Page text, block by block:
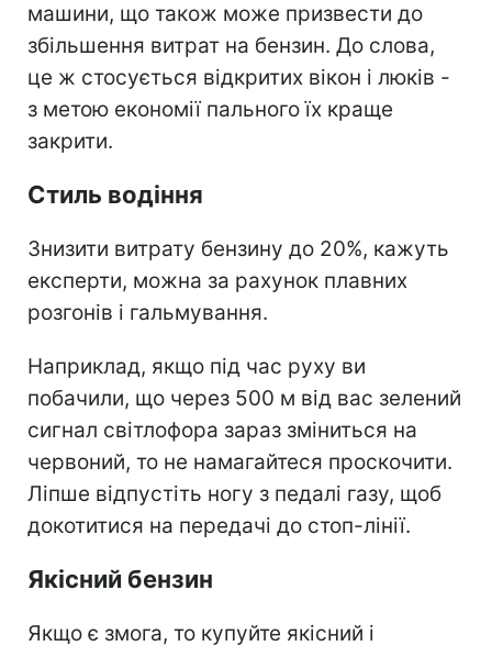
машини, що також може призвести до
збільшення витрат на бензин. До слова,
це ж стосується відкритих вікон і люків -
з метою економії пального їх краще
закрити.
Стиль водіння
Знизити витрату бензину до 20%, кажуть
експерти, можна за рахунок плавних
розгонів і гальмування.
Наприклад, якщо під час руху ви
побачили, що через 500 м від вас зелений
сигнал світлофора зараз зміниться на
червоний, то не намагайтеся проскочити.
Ліпше відпустіть ногу з педалі газу, щоб
докотитися на передачі до стоп-лінії.
Якісний бензин
Якщо є змога, то купуйте якісний і